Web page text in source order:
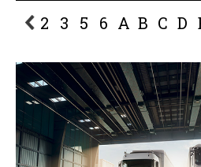
2 3 5 6 A B C D